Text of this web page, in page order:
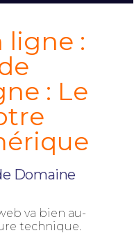
ligne :
: Le
Domaine
va bien au-
technique.